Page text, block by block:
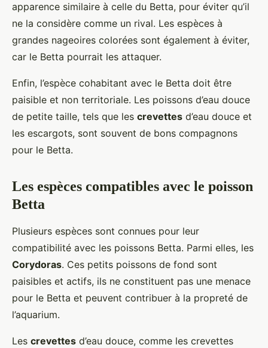
apparence similaire à celle du Betta, pour éviter qu’il
ne la considère comme un rival. Les espèces à
grandes nageoires colorées sont également à éviter,
car le Betta pourrait les attaquer.
Enfin, l’espèce cohabitant avec le Betta doit être
paisible et non territoriale. Les poissons d’eau douce
de petite taille, tels que les crevettes d’eau douce et
les escargots, sont souvent de bons compagnons
pour le Betta.
Les espèces compatibles avec le poisson
Betta
Plusieurs espèces sont connues pour leur
compatibilité avec les poissons Betta. Parmi elles, les
Corydoras. Ces petits poissons de fond sont
paisibles et actifs, ils ne constituent pas une menace
pour le Betta et peuvent contribuer à la propreté de
l’aquarium.
Les crevettes d’eau douce, comme les crevettes